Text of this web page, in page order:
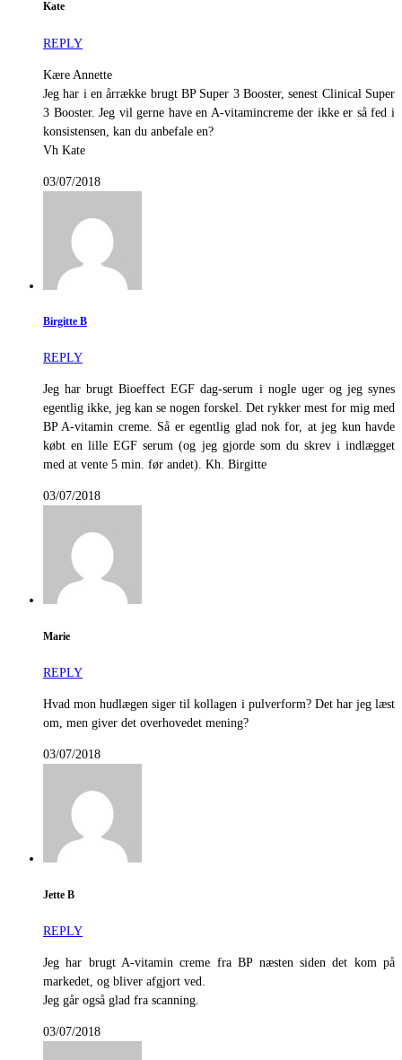
Kate
REPLY
Kære Annette
Jeg har i en årrække brugt BP Super 3 Booster, senest Clinical Super
3 Booster. Jeg vil gerne have en A-vitamincreme der ikke er så fed i
konsistensen, kan du anbefale en?
Vh Kate
03/07/2018
Birgitte B
REPLY
Jeg har brugt Bioeffect EGF dag-serum i nogle uger og jeg synes
egentlig ikke, jeg kan se nogen forskel. Det rykker mest for mig med
BP A-vitamin creme. Så er egentlig glad nok for, at jeg kun havde
købt en lille EGF serum (og jeg gjorde som du skrev i indlægget
med at vente 5 min. før andet). Kh. Birgitte
03/07/2018
Marie
REPLY
Hvad mon hudlægen siger til kollagen i pulverform? Det har jeg læst
om, men giver det overhovedet mening?
03/07/2018
Jette B
REPLY
Jeg har brugt A-vitamin creme fra BP næsten siden det kom på
markedet, og bliver afgjort ved.
Jeg går også glad fra scanning.
03/07/2018